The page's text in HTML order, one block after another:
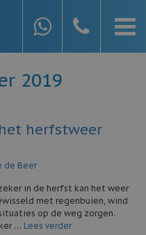
2019
herfstweer
de Beer
in de herfst kan het weer
met regenbuien, wind
op de weg zorgen.
… Lees verder